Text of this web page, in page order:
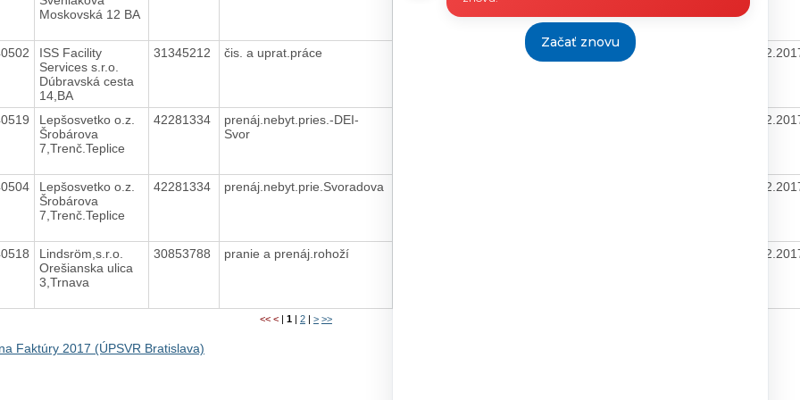
Moskovská 12 BA
ISS Facility
Services s.r.o.
Dúbravská cesta
14,BA
31345212 čis. a uprat.práce xxx 06.11.2017
Lepšosvetko o.z.
Šrobárova
7,Trenč.Teplice
42281334
prenáj.nebyt.pries.-DEI-
Svor
Lepšosvetko o.z.
Šrobárova
7,Trenč.Teplice
42281334 prenáj.nebyt.prie.Svoradova
Lindsröm,s.r.o.
Orešianska ulica
3,Trnava
30853788 pranie a prenáj.rohoží
<< <| 1| 2| > >>
Faktúry 2017 (ÚPSVR Bratislava)
Začať znovu